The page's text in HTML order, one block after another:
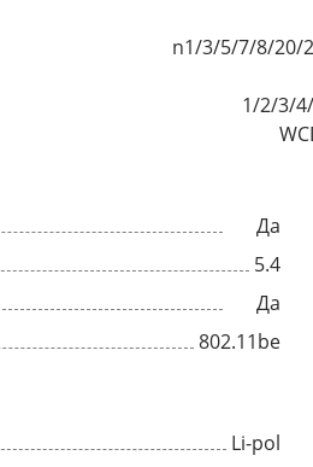
n1/3/5/7/8/20/
1/2/3/
Да
5.4
Да
802.11be
Li-pol